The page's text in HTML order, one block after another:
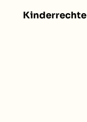
Kinderrechte